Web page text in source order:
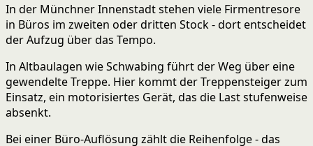
In der Münchner Innenstadt stehen viele Firmentresore
in Büros im zweiten oder dritten Stock - dort entscheidet
der Aufzug über das Tempo.
In Altbaulagen wie Schwabing führt der Weg über eine
gewendelte Treppe. Hier kommt der Treppensteiger zum
Einsatz, ein motorisiertes Gerät, das die Last stufenweise
absenkt.
Bei einer Büro-Auflösung zählt die Reihenfolge - das